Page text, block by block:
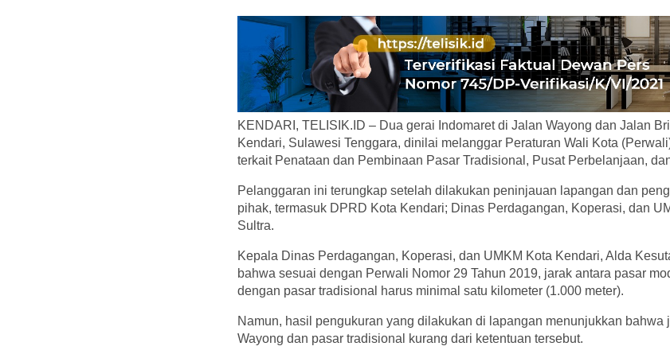
KENDARI, TELISIK.ID – Dua gerai Indomaret di Jalan Wayong dan Jalan
Kendari, Sulawesi Tenggara, dinilai melanggar Peraturan Wali Kota
terkait Penataan dan Pembinaan Pasar Tradisional, Pusat Perbelanjaan,
Pelanggaran ini terungkap setelah dilakukan peninjauan lapangan dan
pihak, termasuk DPRD Kota Kendari; Dinas Perdagangan, Koperasi, dan
Sultra.
Kepala Dinas Perdagangan, Koperasi, dan UMKM Kota Kendari, Alda
bahwa sesuai dengan Perwali Nomor 29 Tahun 2019, jarak antara pasar
dengan pasar tradisional harus minimal satu kilometer (1.000 meter).
Namun, hasil pengukuran yang dilakukan di lapangan menunjukkan bahwa
Wayong dan pasar tradisional kurang dari ketentuan tersebut.